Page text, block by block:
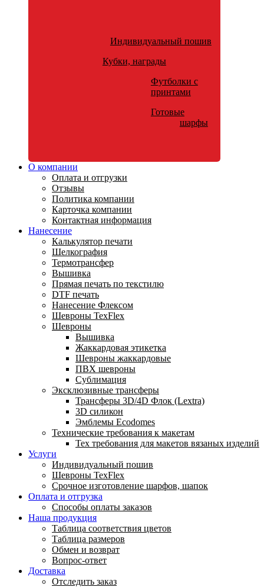
Индивидуальный пошив
Кубки, награды
Футболки с
принтами
Готовые
шарфы
О компании
Оплата и отгрузки
Отзывы
Политика компании
Карточка компании
Контактная информация
Нанесение
Калькулятор печати
Шелкография
Термотрансфер
Вышивка
Прямая печать по текстилю
DTF печать
Нанесение Флексом
Шевроны TexFlex
Шевроны
Вышивка
Жаккардовая этикетка
Шевроны жаккардовые
ПВХ шевроны
Сублимация
Эксклюзивные трансферы
Трансферы 3D/4D Флок (Lextra)
3D силикон
Эмблемы Ecodomes
Технические требования к макетам
Тех требования для макетов вязаных изделий
Услуги
Индивидуальный пошив
Шевроны TexFlex
Срочное изготовление шарфов, шапок
Оплата и отгрузка
Способы оплаты заказов
Наша продукция
Таблица соответствия цветов
Таблица размеров
Обмен и возврат
Вопрос-ответ
Доставка
Отследить заказ